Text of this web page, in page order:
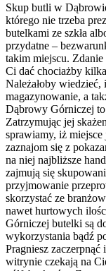
Skup butli w
którego nie trzeba
butelkami ze szkła
przydatne –
takim miejscu.
Ci dać chociażby
Należałoby
magazynowanie, a
Dąbrowy Górniczej to
Zatrzymując jej
sprawiamy, iż miejsce
zaznajom się z
na niej najbliższe
zajmują się
przyjmowanie
skorzystać ze
nawet hurtowych
Górniczej butelki są
wykorzystania bądź
Pragniesz
witrynie czekają na